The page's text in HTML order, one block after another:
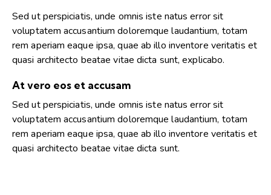
Sed ut perspiciatis, unde omnis iste natus error sit
voluptatem accusantium doloremque laudantium, totam
rem aperiam eaque ipsa, quae ab illo inventore veritatis et
quasi architecto beatae vitae dicta sunt, explicabo.
At vero eos et accusam
Sed ut perspiciatis, unde omnis iste natus error sit
voluptatem accusantium doloremque laudantium, totam
rem aperiam eaque ipsa, quae ab illo inventore veritatis et
quasi architecto beatae vitae dicta sunt.